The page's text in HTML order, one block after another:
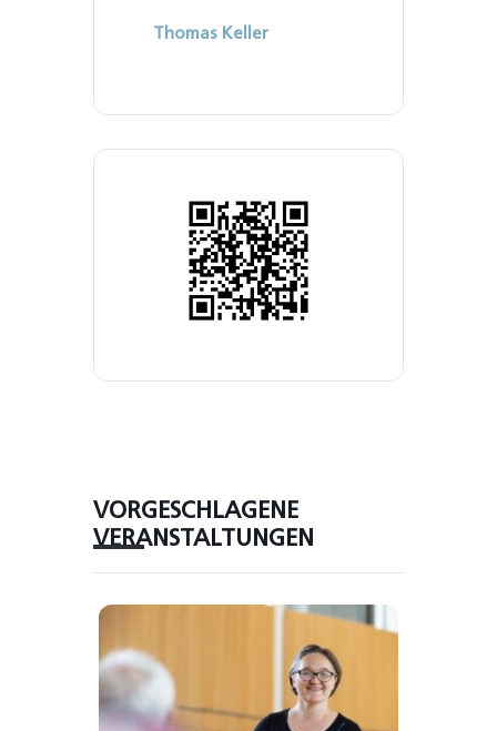
Thomas Keller
VORGESCHLAGENE
VERANSTALTUNGEN